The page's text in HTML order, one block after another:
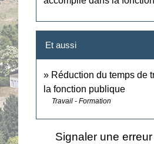
Et aussi
Réduction du temps de
la fonction publique
Travail - Formation
Signaler une